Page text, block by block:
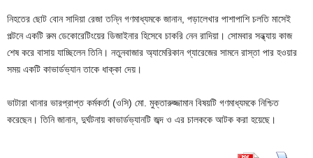
নিহতের ছোট বোন সাদিয়া রেজা তন্নি গণমাধ্যমকে জানান, পড়ালেখার পাশাপাশি চলতি মাসেই
পল্টনে একটি রুম ডেকোরেটিংয়ের ডিজাইনার হিসেবে চাকরি নেন রাদিয়া। সোমবার সন্ধ্যায় কাজ
শেষ করে বাসায় যাচ্ছিলেন তিনি। নতুনবাজার অ্যামেরিকান গ্যারেজের সামনে রাস্তা পার হওয়ার
সময় একটি কাভার্ডভ্যান তাকে ধাক্কা দেয়।
ভাটারা থানার ভারপ্রাপ্ত কর্মকর্তা (ওসি) মো. মুক্তারুজ্জামান বিষয়টি গণমাধ্যমকে নিশ্চিত
করেছেন। তিনি জানান, দুর্ঘটনায় কাভার্ডভ্যানটি জব্দ ও এর চালককে আটক করা হয়েছে।